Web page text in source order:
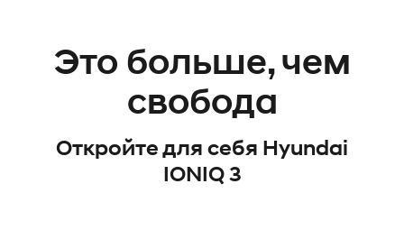
Это больше, чем
свобода
Откройте для себя Hyundai
IONIQ 3